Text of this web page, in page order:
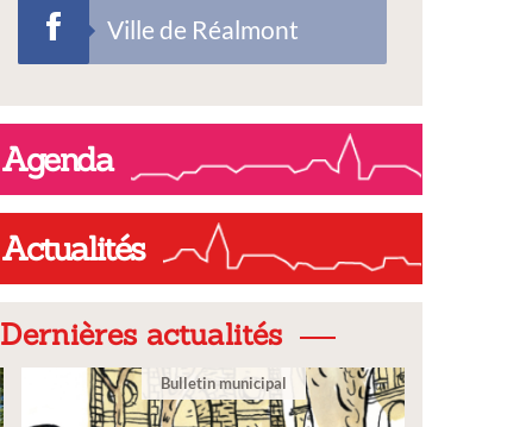
Ville de Réalmont
Agenda
Actualités
Dernières actualités
Bulletin municipal